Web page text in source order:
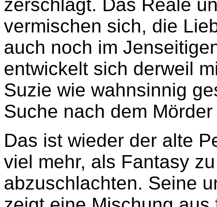
zerschlägt. Das Reale
vermischen sich, die
auch noch im
entwickelt sich derweil
Suzie wie wahnsinnig
Suche nach dem
Das ist wieder der alte
viel mehr, als Fantasy
abzuschlachten. Seine